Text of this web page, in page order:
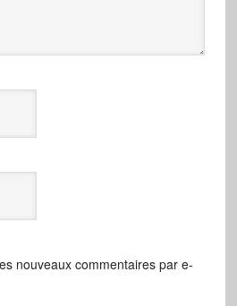
nouveaux commentaires par e-